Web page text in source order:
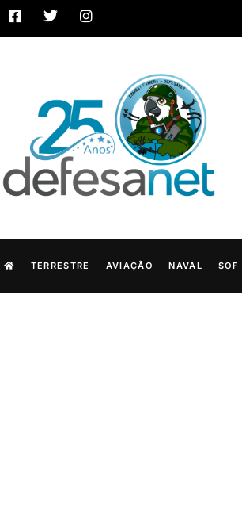
TERRESTRE AVIAÇÃO NAVAL SOF